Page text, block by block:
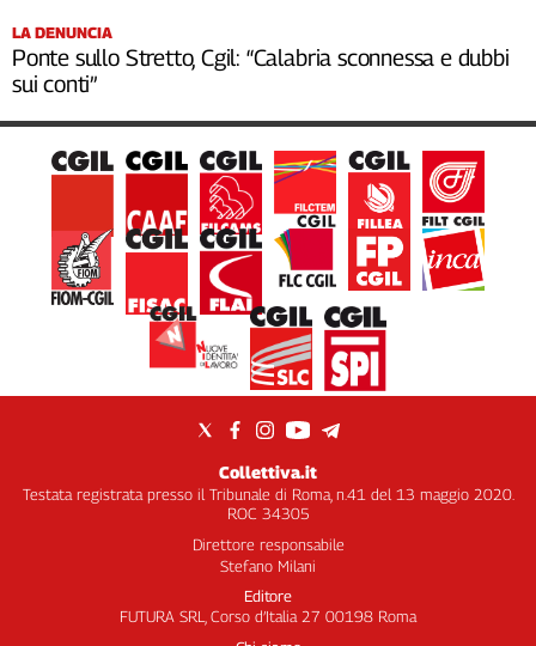
LA DENUNCIA
Ponte sullo Stretto, Cgil: “Calabria sconnessa e dubbi
sui conti”
Collettiva.it
Testata registrata presso il Tribunale di Roma, n.41 del 13 maggio 2020.
ROC 34305
Direttore responsabile
Stefano Milani
Editore
FUTURA SRL, Corso d’Italia 27 00198 Roma